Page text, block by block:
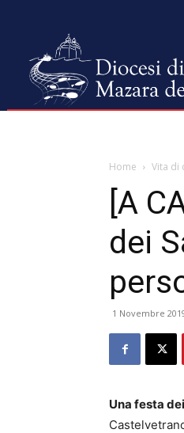
Home Vita di
[A
dei
1 Novembre
Una festa